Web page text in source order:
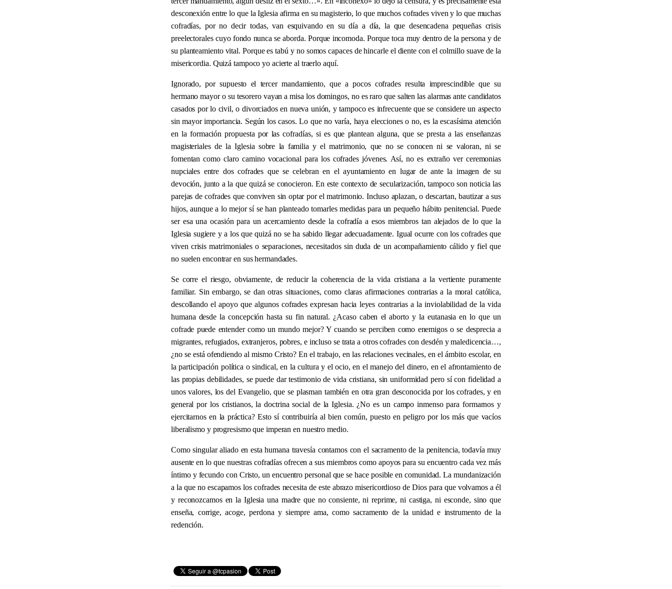
desconexión entre lo que la Iglesia afirma en su magisterio, lo que muchos cofrades viven y lo que muchas
cofradías, por no decir todas, van esquivando en su día a día, la que desencadena pequeñas crisis
preelectorales cuyo fondo nunca se aborda. Porque incomoda. Porque toca muy dentro de la persona y de
su planteamiento vital. Porque es tabú y no somos capaces de hincarle el diente con el colmillo suave de la
misericordia. Quizá tampoco yo acierte al traerlo aquí.
Ignorado, por supuesto el tercer mandamiento, que a pocos cofrades resulta imprescindible que su
hermano mayor o su tesorero vayan a misa los domingos, no es raro que salten las alarmas ante candidatos
casados por lo civil, o divorciados en nueva unión, y tampoco es infrecuente que se considere un aspecto
sin mayor importancia. Según los casos. Lo que no varía, haya elecciones o no, es la escasísima atención
en la formación propuesta por las cofradías, si es que plantean alguna, que se presta a las enseñanzas
magisteriales de la Iglesia sobre la familia y el matrimonio, que no se conocen ni se valoran, ni se
fomentan como claro camino vocacional para los cofrades jóvenes. Así, no es extraño ver ceremonias
nupciales entre dos cofrades que se celebran en el ayuntamiento en lugar de ante la imagen de su
devoción, junto a la que quizá se conocieron. En este contexto de secularización, tampoco son noticia las
parejas de cofrades que conviven sin optar por el matrimonio. Incluso aplazan, o descartan, bautizar a sus
hijos, aunque a lo mejor sí se han planteado tomarles medidas para un pequeño hábito penitencial. Puede
ser esa una ocasión para un acercamiento desde la cofradía a esos miembros tan alejados de lo que la
Iglesia sugiere y a los que quizá no se ha sabido llegar adecuadamente. Igual ocurre con los cofrades que
viven crisis matrimoniales o separaciones, necesitados sin duda de un acompañamiento cálido y fiel que
no suelen encontrar en sus hermandades.
Se corre el riesgo, obviamente, de reducir la coherencia de la vida cristiana a la vertiente puramente
familiar. Sin embargo, se dan otras situaciones, como claras afirmaciones contrarias a la moral católica,
descollando el apoyo que algunos cofrades expresan hacia leyes contrarias a la inviolabilidad de la vida
humana desde la concepción hasta su fin natural. ¿Acaso caben el aborto y la eutanasia en lo que un
cofrade puede entender como un mundo mejor? Y cuando se perciben como enemigos o se desprecia a
migrantes, refugiados, extranjeros, pobres, e incluso se trata a otros cofrades con desdén y maledicencia…,
¿no se está ofendiendo al mismo Cristo? En el trabajo, en las relaciones vecinales, en el ámbito escolar, en
la participación política o sindical, en la cultura y el ocio, en el manejo del dinero, en el afrontamiento de
las propias debilidades, se puede dar testimonio de vida cristiana, sin uniformidad pero sí con fidelidad a
unos valores, los del Evangelio, que se plasman también en otra gran desconocida por los cofrades, y en
general por los cristianos, la doctrina social de la Iglesia. ¿No es un campo inmenso para formarnos y
ejercitarnos en la práctica? Esto sí contribuiría al bien común, puesto en peligro por los más que vacíos
liberalismo y progresismo que imperan en nuestro medio.
Como singular aliado en esta humana travesía contamos con el sacramento de la penitencia, todavía muy
ausente en lo que nuestras cofradías ofrecen a sus miembros como apoyos para su encuentro cada vez más
íntimo y fecundo con Cristo, un encuentro personal que se hace posible en comunidad. La mundanización
a la que no escapamos los cofrades necesita de este abrazo misericordioso de Dios para que volvamos a él
y reconozcamos en la Iglesia una madre que no consiente, ni reprime, ni castiga, ni esconde, sino que
enseña, corrige, acoge, perdona y siempre ama, como sacramento de la unidad e instrumento de la
redención.